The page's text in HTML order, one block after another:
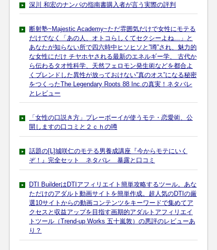
深川 和宏のナンパの指南書購入者が言う実際の評判
断射塾~Majestic Academy~ただ雰囲気だけで女性にモテる
だけでなく「あの人、オトコらしくてセクシーよね…」と
あなたが知らない所で四六時中ヒソヒソと”噂”され、魅力的
な女性にだけ チヤホヤされる最新のエネルギー学、 古代か
ら伝わるタオ性科学、天然フェロモン発生術などを都合よ
くブレンドした異性が放っておけない”真のオス”になる秘密
をつくったThe Legendary Roots 88 Inc.の真実！ネタバレ
とレビュー
「女性の口説き方」プレーボーイが使うモテ・恋愛術、公
開しますの口コミと２ｃｈの噂
話題の[L]城咲仁のモテる男養成講座『今からモテにいく
ぞ！』完全セット ネタバレ 暴露と口コミ
DTI BuilderはDTIアフィリエイト簡単攻略するツール。あな
ただけのアダルト動画サイトを簡単作成。超人気のDTIの厳
選10サイトからの動画コンテンツをキーワードで集めてア
クセスと収益アップを目指す画期的アダルトアフィリエイ
トツール（Trend-up Works 五十嵐敦）の悪評のレビューあ
り？